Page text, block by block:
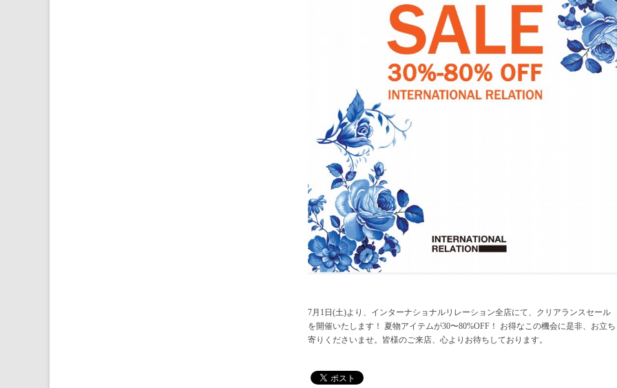
7月1日(土)より、インターナショナルリレーション全店にて、クリアランスセール
を開催いたします！ 夏物アイテムが30〜80%OFF！ お得なこの機会に是非、お立ち
寄りくださいませ。皆様のご来店、心よりお待ちしております。